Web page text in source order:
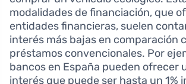
modalidades de financiación, que
entidades financieras, suelen
interés más bajas en comparación
préstamos convencionales. Por
bancos en España pueden ofrecer
interés que puede ser hasta un 1%